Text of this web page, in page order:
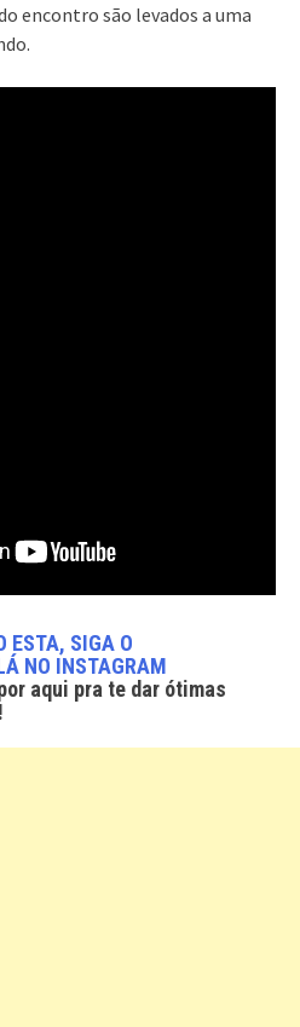
encontro são levados a uma
ESTA, SIGA O
NO INSTAGRAM
aqui pra te dar ótimas